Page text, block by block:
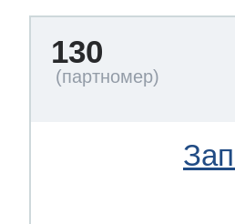
130